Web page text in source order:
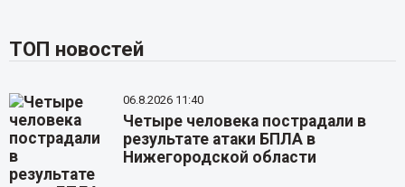
ТОП новостей
06.8.2026 11:40
Четыре человека пострадали в
результате атаки БПЛА в
Нижегородской области